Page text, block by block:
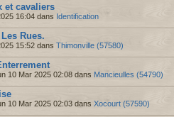
et cavaliers
16:04 dans Identification
Rues.
15:52 dans Thimonville (57580)
10 Mar 2025 02:08 dans Mancieulles (54790)
10 Mar 2025 02:03 dans Xocourt (57590)